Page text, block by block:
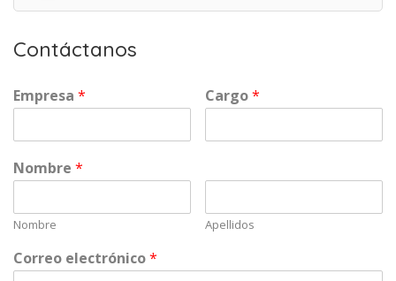
Contáctanos
Empresa * Cargo*
Nombre *
Nombre Apellidos
Correo electrónico*